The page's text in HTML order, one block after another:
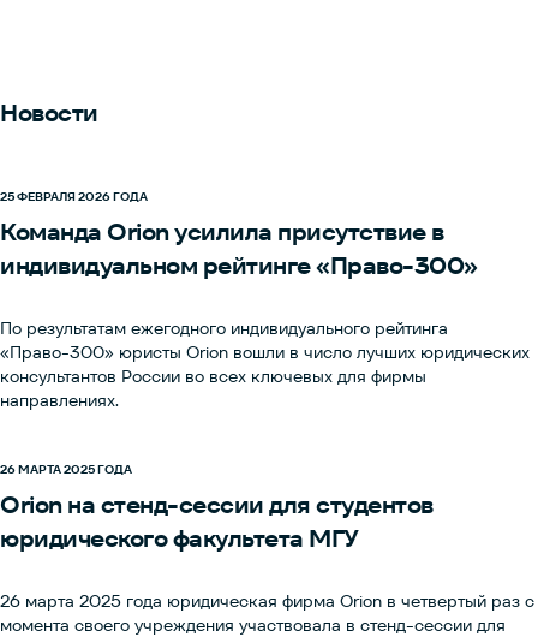
Новости
25 ФЕВРАЛЯ 2026 ГОДА
Команда Orion усилила присутствие в
индивидуальном рейтинге «Право-300»
По результатам ежегодного индивидуального рейтинга
«Право-300» юристы Orion вошли в число лучших юридических
консультантов России во всех ключевых для фирмы
направлениях.
26 МАРТА 2025 ГОДА
Orion на стенд-сессии для студентов
юридического факультета МГУ
26 марта 2025 года юридическая фирма Orion в четвертый раз с
момента своего учреждения участвовала в стенд-сессии для